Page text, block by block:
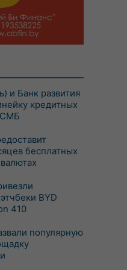
и Банк развития
кредитных
СМБ
бесплатных
BYD
410
популярную